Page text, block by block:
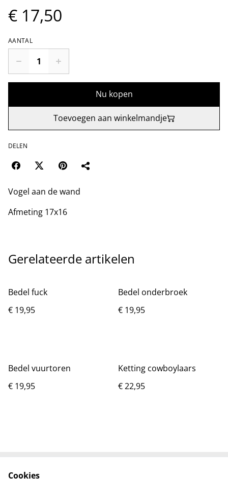
€ 17,50
AANTAL
Nu kopen
Toevoegen aan winkelmandje
DELEN
Vogel aan de wand
Afmeting 17x16
Gerelateerde artikelen
Bedel fuck
€ 19,95
Bedel onderbroek
€ 19,95
Bedel vuurtoren
€ 19,95
Ketting cowboylaars
€ 22,95
Cookies